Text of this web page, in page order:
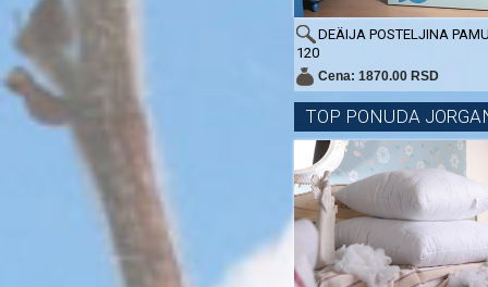
DEÄIJA POSTELJINA
120
Cena: 1870.00 RSD
TOP PONUDA